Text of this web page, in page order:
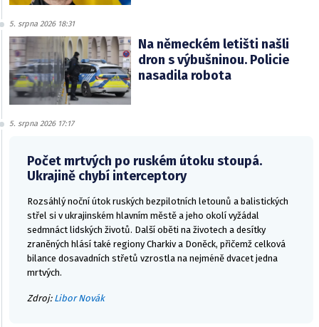
5. srpna 2026 18:31
Na německém letišti našli
dron s výbušninou. Policie
nasadila robota
5. srpna 2026 17:17
Počet mrtvých po ruském útoku stoupá.
Ukrajině chybí interceptory
Rozsáhlý noční útok ruských bezpilotních letounů a balistických
střel si v ukrajinském hlavním městě a jeho okolí vyžádal
sedmnáct lidských životů. Další oběti na životech a desítky
zraněných hlásí také regiony Charkiv a Doněck, přičemž celková
bilance dosavadních střetů vzrostla na nejméně dvacet jedna
mrtvých.
Zdroj: Libor Novák